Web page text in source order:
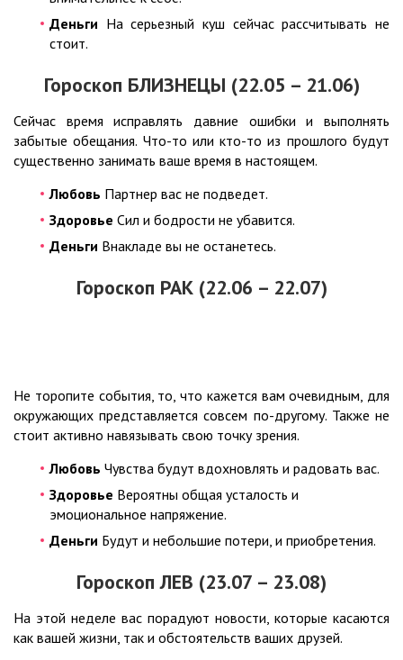
Деньги На серьезный куш сейчас рассчитывать не
стоит.
Гороскоп БЛИЗНЕЦЫ (22.05 – 21.06)
Сейчас время исправлять давние ошибки и выполнять
забытые обещания. Что-то или кто-то из прошлого будут
существенно занимать ваше время в настоящем.
Любовь Партнер вас не подведет.
Здоровье Сил и бодрости не убавится.
Деньги Внакладе вы не останетесь.
Гороскоп РАК (22.06 – 22.07)
Не торопите события, то, что кажется вам очевидным, для
окружающих представляется совсем по-другому. Также не
стоит активно навязывать свою точку зрения.
Любовь Чувства будут вдохновлять и радовать вас.
Здоровье Вероятны общая усталость и
эмоциональное напряжение.
Деньги Будут и небольшие потери, и приобретения.
Гороскоп ЛЕВ (23.07 – 23.08)
На этой неделе вас порадуют новости, которые касаются
как вашей жизни, так и обстоятельств ваших друзей.